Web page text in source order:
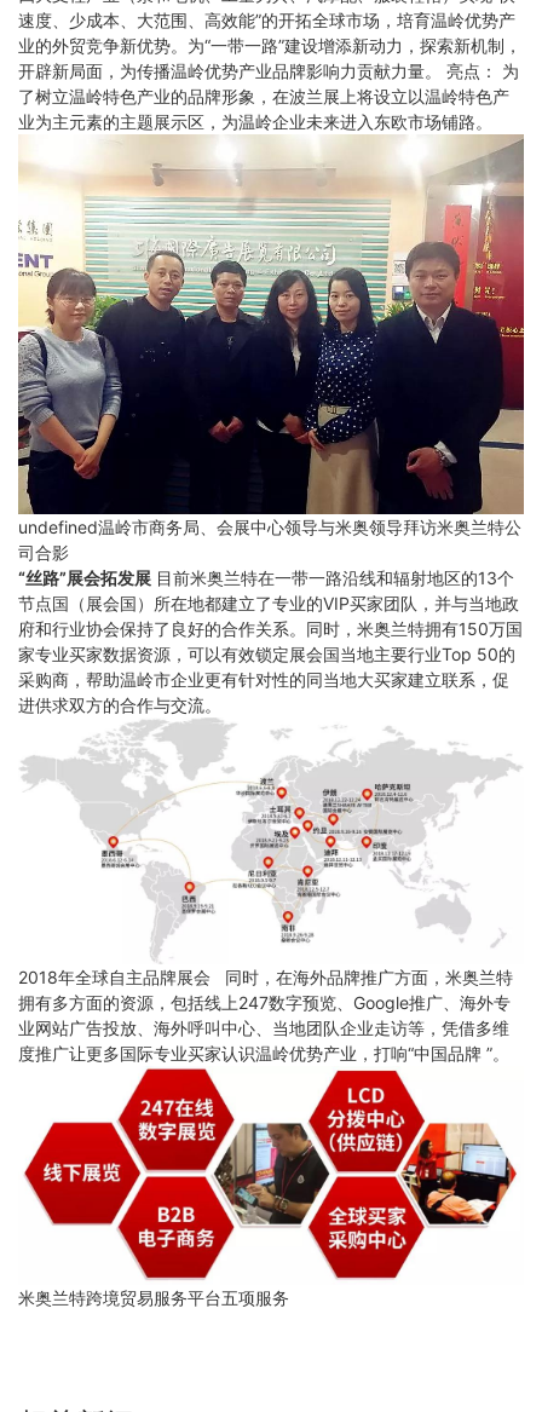
速度、少成本、大范围、高效能”的开拓全球市场，培育温岭优势产
业的外贸竞争新优势。为“一带一路”建设增添新动力，探索新机制，
开辟新局面，为传播温岭优势产业品牌影响力贡献力量。 亮点： 为
了树立温岭特色产业的品牌形象，在波兰展上将设立以温岭特色产
业为主元素的主题展示区，为温岭企业未来进入东欧市场铺路。
undefined温岭市商务局、会展中心领导与米奥领导拜访米奥兰特公
司合影
“丝路”展会拓发展 目前米奥兰特在一带一路沿线和辐射地区的13个
节点国（展会国）所在地都建立了专业的VIP买家团队，并与当地政
府和行业协会保持了良好的合作关系。同时，米奥兰特拥有150万国
家专业买家数据资源，可以有效锁定展会国当地主要行业Top 50的
采购商，帮助温岭市企业更有针对性的同当地大买家建立联系，促
进供求双方的合作与交流。
2018年全球自主品牌展会 同时，在海外品牌推广方面，米奥兰特
拥有多方面的资源，包括线上247数字预览、Google推广、海外专
业网站广告投放、海外呼叫中心、当地团队企业走访等，凭借多维
度推广让更多国际专业买家认识温岭优势产业，打响“中国品牌 ”。
米奥兰特跨境贸易服务平台五项服务